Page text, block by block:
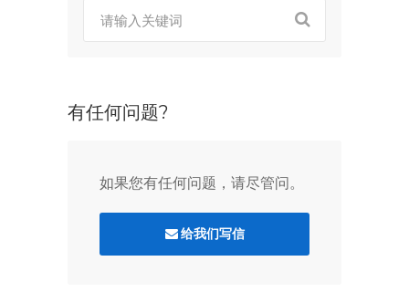
有任何问题?
如果您有任何问题，请尽管问。
给我们写信